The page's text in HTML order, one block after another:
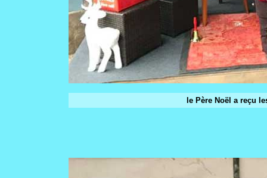
le Père Noël a reçu